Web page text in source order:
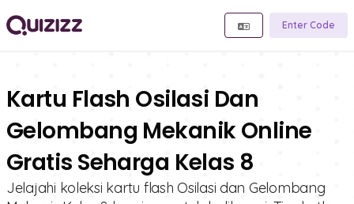
Enter Code
Kartu Flash Osilasi Dan
Gelombang Mekanik Online
Gratis Seharga Kelas 8
Jelajahi koleksi kartu flash Osilasi dan Gelombang